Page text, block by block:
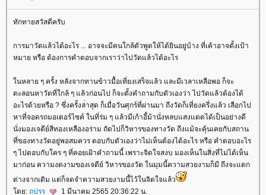
ทักทายสวัสดีครับ
การมาวัดแล้วได้อะไร ... อาจจะมีคนใกล้ตัวพูดให้ได้ยินอยู่บ้าง ที่เค้าอาจตั้งเป้า
หมาย หรือ ต้องการคำตอบจากเราว่าไปวัดแล้วได้อะไร
นหลาย ๆ ครั้ง หลังจากทานข้าวมื้อเที่ยงเสร็จแล้ว และมีเวลาเหลือพอ ก็จะ
ตะลอนหาวัดที่ใกล้ ๆ แล้วก่อนไป ก็จะตั้งคำถามกับตัวเองว่า ไปวัดแล้วต้องได้
อะไรด้วยหรือ ? ซึ่งครั้งล่่าสุด ก็เมื่อวันศุกร์ที่ผ่านมา ถึงวัดก็เที่ยงครึ่งแล้ว เลือกไป
หาที่จอดรถมอเตอร์ไซค์ ในที่ร่ม ๆ แล้วมีเก้าอี้ม้านั่งหลบแสงแดดได้เป็นอย่างดี
นั่งมองเจดีย์สีทองเหลืองอร่าม ถัดไปก็วิหารของทางวัด ถึงแม้จะคุ้นเคยกับสถาน
ที่ของทางวัดอยู่พอสมควร ตอบกับตัวเองว่าไม่เห็นต้องได้อะไร หรือ คำตอบอะไร
ๆ ไปตอบกับใคร ๆ ที่คอยเฝ้าคำถามนี้ เพราะจิดใจสงบ มองเห็นในสิ่งที่ไม่ได้เห็น
มาก่อน ความงดงามของเจดีย์ วิหารของวัด ในมุมนี้ความสวยงามก็มี ถึงจะแตก
ต่างจากเดิม แต่ก็จดจำความสวยงามนี้ไว้ในจิตใจแล้ว
ดย: ถปรร 1 มีนาคม 2565 20:36:22 น.